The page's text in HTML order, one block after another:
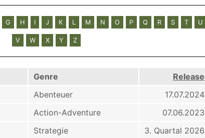
G H I J K L M N O P Q R S T U
V W X Y Z
Genre
Release
Abenteuer
17.07.2024
Action-Adventure
07.06.2023
Strategie
3. Quartal 2026